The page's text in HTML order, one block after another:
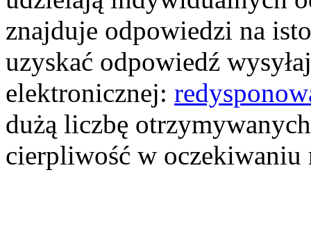
znajduje odpowiedzi na
uzyskać odpowiedź
elektronicznej:
dużą liczbę
cierpliwość w oczekiwaniu